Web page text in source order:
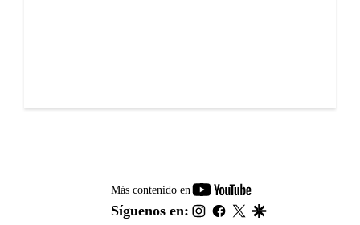
Más contenido en
youtube-
footer
Síguenos en: instagram
facebook
twitter